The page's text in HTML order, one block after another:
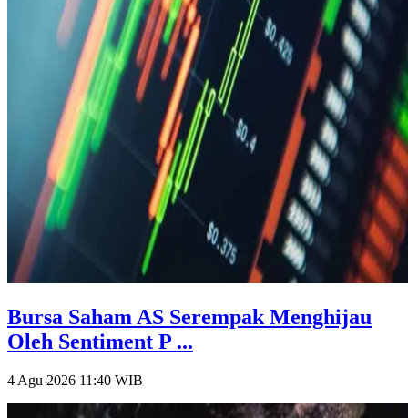
Bursa Saham AS Serempak Menghijau
Oleh Sentiment P ...
4 Agu 2026 11:40 WIB